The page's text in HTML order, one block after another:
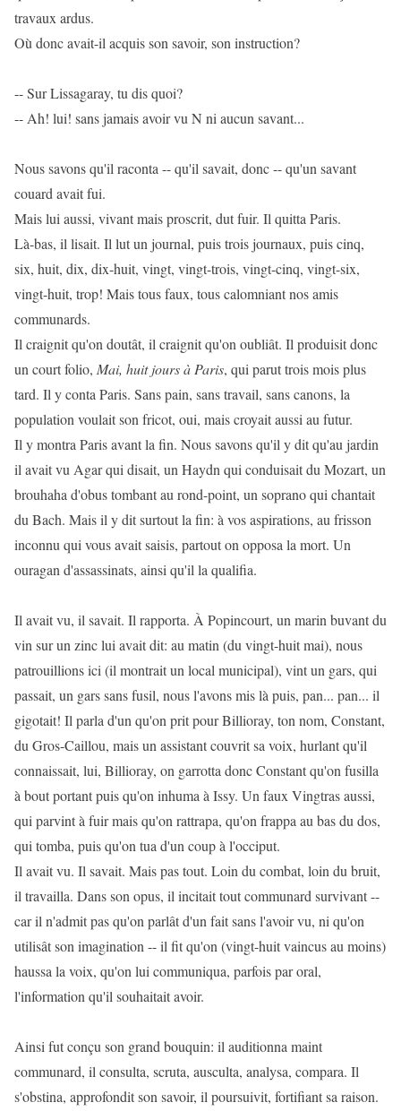
travaux ardus.
Où donc avait-il acquis son savoir, son instruction?
-- Sur Lissagaray, tu dis quoi?
-- Ah! lui! sans jamais avoir vu N ni aucun savant...
Nous savons qu'il raconta -- qu'il savait, donc -- qu'un savant
couard avait fui.
Mais lui aussi, vivant mais proscrit, dut fuir. Il quitta Paris.
Là-bas, il lisait. Il lut un journal, puis trois journaux, puis cinq,
six, huit, dix, dix-huit, vingt, vingt-trois, vingt-cinq, vingt-six,
vingt-huit, trop! Mais tous faux, tous calomniant nos amis
communards.
Il craignit qu'on doutât, il craignit qu'on oubliât. Il produisit donc
un court folio, Mai, huit jours à Paris, qui parut trois mois plus
tard. Il y conta Paris. Sans pain, sans travail, sans canons, la
population voulait son fricot, oui, mais croyait aussi au futur.
Il y montra Paris avant la fin. Nous savons qu'il y dit qu'au jardin
il avait vu Agar qui disait, un Haydn qui conduisait du Mozart, un
brouhaha d'obus tombant au rond-point, un soprano qui chantait
du Bach. Mais il y dit surtout la fin: à vos aspirations, au frisson
inconnu qui vous avait saisis, partout on opposa la mort. Un
ouragan d'assassinats, ainsi qu'il la qualifia.
Il avait vu, il savait. Il rapporta. À Popincourt, un marin buvant du
vin sur un zinc lui avait dit: au matin (du vingt-huit mai), nous
patrouillions ici (il montrait un local municipal), vint un gars, qui
passait, un gars sans fusil, nous l'avons mis là puis, pan... pan... il
gigotait! Il parla d'un qu'on prit pour Billioray, ton nom, Constant,
du Gros-Caillou, mais un assistant couvrit sa voix, hurlant qu'il
connaissait, lui, Billioray, on garrotta donc Constant qu'on fusilla
à bout portant puis qu'on inhuma à Issy. Un faux Vingtras aussi,
qui parvint à fuir mais qu'on rattrapa, qu'on frappa au bas du dos,
qui tomba, puis qu'on tua d'un coup à l'occiput.
Il avait vu. Il savait. Mais pas tout. Loin du combat, loin du bruit,
il travailla. Dans son opus, il incitait tout communard survivant --
car il n'admit pas qu'on parlât d'un fait sans l'avoir vu, ni qu'on
utilisât son imagination -- il fit qu'on (vingt-huit vaincus au moins)
haussa la voix, qu'on lui communiqua, parfois par oral,
l'information qu'il souhaitait avoir.
Ainsi fut conçu son grand bouquin: il auditionna maint
communard, il consulta, scruta, ausculta, analysa, compara. Il
s'obstina, approfondit son savoir, il poursuivit, fortifiant sa raison.